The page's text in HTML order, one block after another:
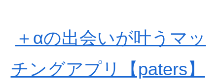
＋αの出会いが叶うマッ
チングアプリ【paters】